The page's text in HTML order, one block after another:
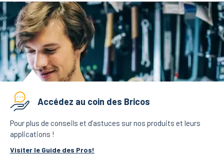
Accédez au coin des Bricos
Pour plus de conseils et d’astuces sur nos produits et leurs
applications !
Visiter le Guide des Pros!